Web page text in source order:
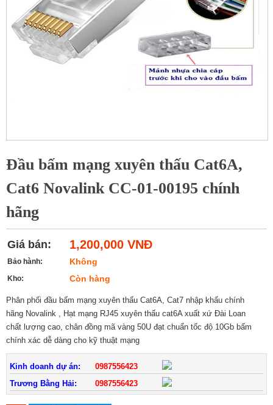
Đầu bấm mạng xuyên thấu Cat6A,
Cat6 Novalink CC-01-00195 chính
hãng
Giá bán: 1,200,000 VNĐ
Bảo hành: Không
Kho: Còn hàng
Phân phối đầu bấm mạng xuyên thấu Cat6A, Cat7 nhập khẩu chính
hãng Novalink , Hạt mạng RJ45 xuyên thấu cat6A xuất xứ Đài Loan
chất lượng cao, chân đồng mã vàng 50U đạt chuẩn tốc độ 10Gb bấm
chính xác dễ dàng cho kỹ thuật mạng
Kinh doanh dự án:
0987556423
Trương Bằng Hải:
0987556423